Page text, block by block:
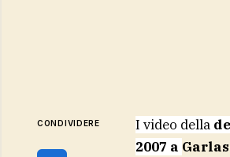
CONDIVIDERE I video della
2007 a